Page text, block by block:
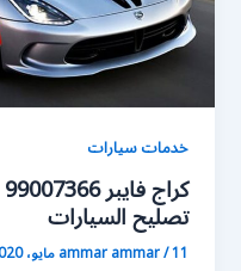
خدمات سيارات
تصليح السيارات
ammar ammar/11 مايو، 2020